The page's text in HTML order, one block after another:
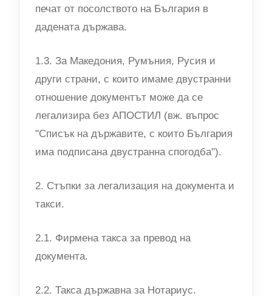
печат от посолството на България в
дадената държава.
1.3. За Македония, Румъния, Русия и
други страни, с които имаме двустранни
отношение документът може да се
легализира без АПОСТИЛ (вж. въпрос
"Списък на държавите, с които България
има подписана двустранна спогодба").
2. Стъпки за легализация на документа и
такси.
2.1. Фирмена такса за превод на
документа.
2.2. Такса държавна за Нотариус.